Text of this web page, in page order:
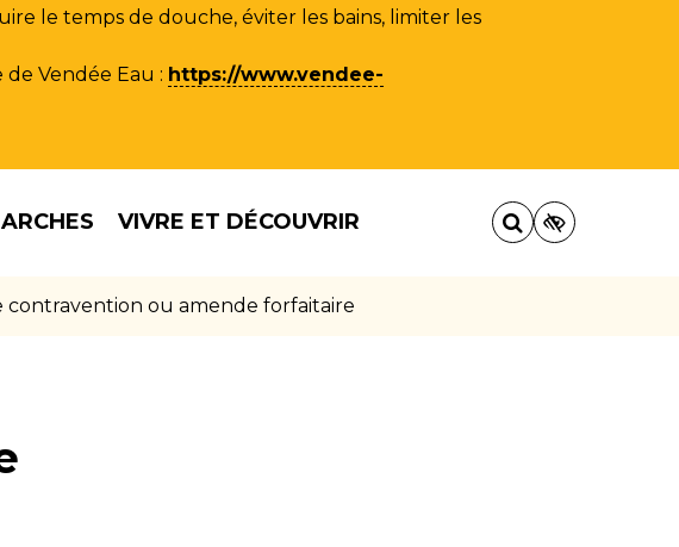
le temps de douche, éviter les bains, limiter les
de Vendée Eau : https://www.vendee-
VIVRE ET DÉCOUVRIR
contravention ou amende forfaitaire